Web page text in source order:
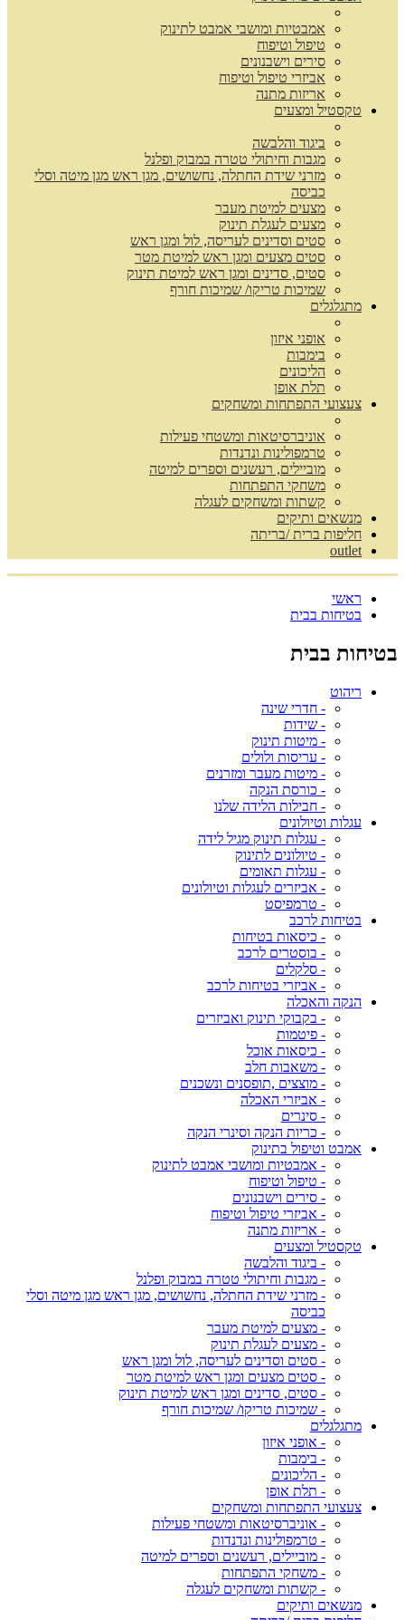
אמבטיות ומושבי אמבט לתינוק
טיפול וטיפוח
סירים וישבנונים
אביזרי טיפול וטיפוח
אריזות מתנה
טקסטיל ומצעים
ביגוד והלבשה
מגבות וחיתולי טטרה במבוק ופלנל
מזרני שידת החתלה, נחשושים, מגן ראש מגן מיטה וסלי
כביסה
מצעים למיטת מעבר
מצעים לעגלת תינוק
סטים וסדינים לעריסה, לול ומגן ראש
סטים מצעים ומגן ראש למיטת מטר
סטים, סדינים ומגן ראש למיטת תינוק
שמיכות טריקו/ שמיכות חורף
מתגלגלים
אופני איזון
בימבות
הליכונים
תלת אופן
צעצועי התפתחות ומשחקים
אוניברסיטאות ומשטחי פעילות
טרמפולינות ונדנדות
מוביילים, רעשנים וספרים למיטה
משחקי התפתחות
קשתות ומשחקים לעגלה
מנשאים ותיקים
חליפות ברית /בריתה
outlet
ראשי
בטיחות בבית
בטיחות בבית
ריהוט
- חדרי שינה
- שידות
- מיטות תינוק
- עריסות ולולים
- מיטות מעבר ומזרנים
- כורסת הנקה
- חבילות הלידה שלנו
עגלות וטיולונים
- עגלות תינוק מגיל לידה
- טיולונים לתינוק
- עגלות תאומים
- אביזרים לעגלות וטיולונים
- טרמפיסט
בטיחות לרכב
- כיסאות בטיחות
- בוסטרים לרכב
- סלקלים
- אביזרי בטיחות לרכב
הנקה והאכלה
- בקבוקי תינוק ואביזרים
- פיטמות
- כיסאות אוכל
- משאבות חלב
- מוצצים ,תופסנים ונשכנים
- אביזרי האכלה
- סינרים
- כריות הנקה וסינרי הנקה
אמבט וטיפול בתינוק
- אמבטיות ומושבי אמבט לתינוק
- טיפול וטיפוח
- סירים וישבנונים
- אביזרי טיפול וטיפוח
- אריזות מתנה
טקסטיל ומצעים
- ביגוד והלבשה
- מגבות וחיתולי טטרה במבוק ופלנל
- מזרני שידת החתלה, נחשושים, מגן ראש מגן מיטה וסלי
כביסה
- מצעים למיטת מעבר
- מצעים לעגלת תינוק
- סטים וסדינים לעריסה, לול ומגן ראש
- סטים מצעים ומגן ראש למיטת מטר
- סטים, סדינים ומגן ראש למיטת תינוק
- שמיכות טריקו/ שמיכות חורף
מתגלגלים
- אופני איזון
- בימבות
- הליכונים
- תלת אופן
צעצועי התפתחות ומשחקים
- אוניברסיטאות ומשטחי פעילות
- טרמפולינות ונדנדות
- מוביילים, רעשנים וספרים למיטה
- משחקי התפתחות
- קשתות ומשחקים לעגלה
מנשאים ותיקים